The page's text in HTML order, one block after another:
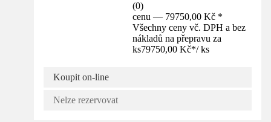
(0)
cenu — 79750,00 Kč *
Všechny ceny vč. DPH a bez
nákladů na přepravu za
ks79750,00 Kč*/ ks
Koupit on-line
Nelze rezervovat